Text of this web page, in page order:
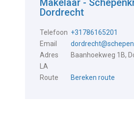
Makelaar -
Dordrecht
Telefoon +31786165201
Email
Adres
Baanhoekweg 1B,
LA
Route
Bereken route